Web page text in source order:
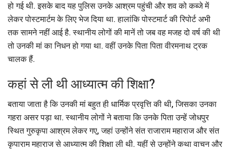
हो गई थी. इसके बाद यह पुलिस उनके आश्रम पहुंची और शव को कब्जे में
लेकर पोस्टमार्टम के लिए भेज दिया था. हालांकि पोस्टमार्ट की रिपोर्ट अभी
तक सामने नहीं आई है. स्थानीय लोगों की मानें तो जब वह मजह दो वर्ष की थी
तो उनकी मां का निधन हो गया था. वहीं उनके पिता पिता वीरमनाथ ट्रक
चालक हैं.
कहां से ली थी आध्यात्म की शिक्षा?
बताया जाता है कि उनकी मां बहुत ही धार्मिक प्रवृत्ति की थी, जिसका उनका
गहरा असर पड़ा था. स्थानीय लोगों ने बताया कि उनके पिता उन्हें जोधपुर
स्थित गुरुकृपा आश्रम लेकर गए, जहां उन्होंने संत राजाराम महाराज और संत
कृपाराम महाराज से आध्यात्म की शिक्षा ली थी. यहीं से उन्होंने कथा वाचन और